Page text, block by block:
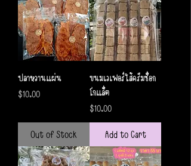
ปลาหวานแผ่น
Price
$10.00
Out of Stock
ขนมเวเฟอร์ใส้ครีมช็อก
โกแล็ต
Price
$10.00
Add to Cart